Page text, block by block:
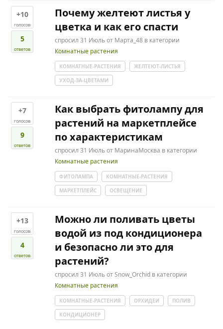
+10
голосов
5
ответов
Почему желтеют листья у
цветка и как его спасти
спросил 31 Июльот Марта_48 в категории
Комнатные растения
КОМНАТНЫЕ-РАСТЕНИЯ
ЖЕЛТЕЮТ-ЛИСТЬЯ
УХОД-ЗА-ЦВЕТАМИ
+7
голосов
9
ответов
Как выбрать фитолампу для
растений на маркетплейсе
по характеристикам
спросил 31 Июльот МаринаМосква в категории
Комнатные растения
ФИТОЛАМПА
КОМНАТНЫЕ-РАСТЕНИЯ
МАРКЕТПЛЕЙС
ОСВЕЩЕНИЕ
+13
голосов
4
ответов
Можно ли поливать цветы
водой из под кондиционера
и безопасно ли это для
растений?
спросил 31 ИюльотSnow_Orchid в категории
Комнатные растения
КОМНАТНЫЕ-РАСТЕНИЯ ОРХИДЕИ
ПОЛИВ
КОНДИЦИОНЕР